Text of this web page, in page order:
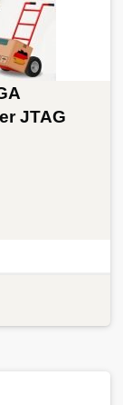
JTAG